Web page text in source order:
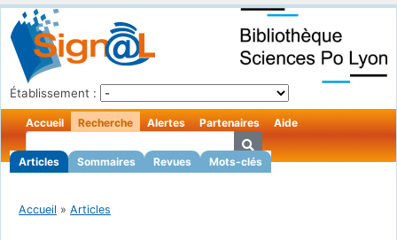
Établissement :
Accueil Recherche
Articles Sommaires Revues Mots-clés
Alertes Partenaires Aide
Accueil » Articles